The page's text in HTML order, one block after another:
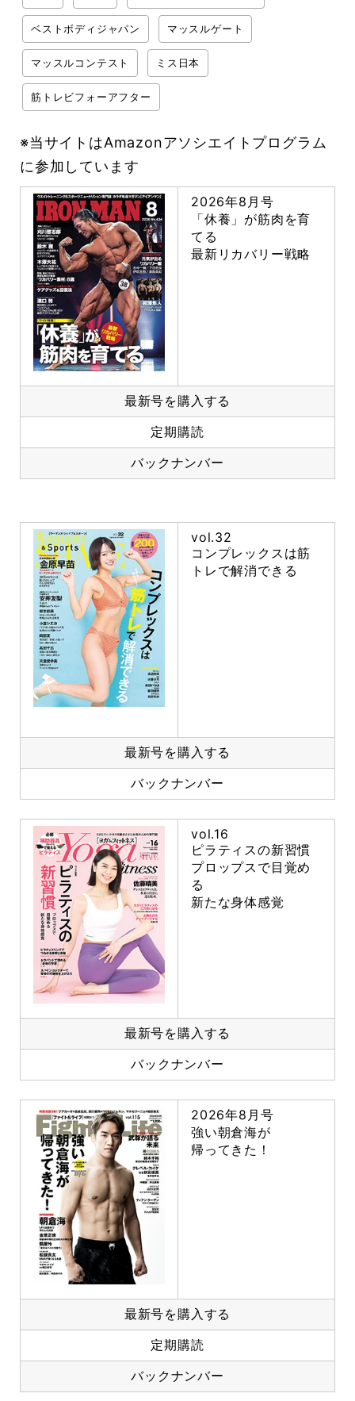
ベストボディジャパン マッスルゲート
マッスルコンテスト ミス日本
筋トレビフォーアフター
※当サイトはAmazonアソシエイトプログラム
に参加しています
2026年8月号
「休養」が筋肉を育
てる
最新リカバリー戦略
最新号を購入する
定期購読
バックナンバー
vol.32
コンプレックスは筋
トレで解消できる
最新号を購入する
バックナンバー
vol.16
ピラティスの新習慣
プロップスで目覚め
る
新たな身体感覚
最新号を購入する
バックナンバー
2026年8月号
強い朝倉海が
帰ってきた！
最新号を購入する
定期購読
バックナンバー